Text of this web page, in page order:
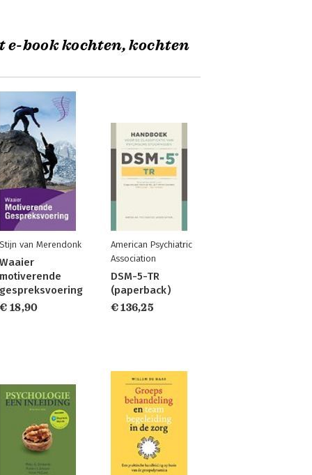
e-book kochten, kochten
Stijn van Merendonk
Waaier
motiverende
gespreksvoering
€ 18,90
American Psychiatric
Association
DSM-5-TR
(paperback)
€ 136,25